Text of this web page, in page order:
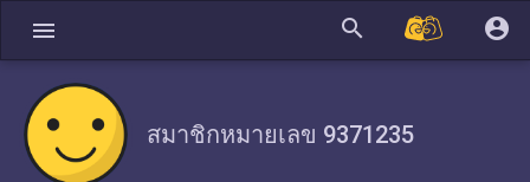
menu search account_circle
สมาชิกหมายเลข 9371235